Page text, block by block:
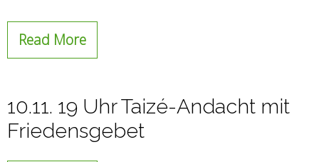
Read More
10.11. 19 Uhr Taizé-Andacht mit
Friedensgebet